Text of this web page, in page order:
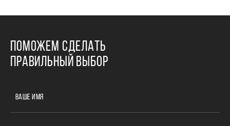
ПОМОЖЕМ СДЕЛАТЬ
ПРАВИЛЬНЫЙ ВЫБОР
ВАШЕ ИМЯ